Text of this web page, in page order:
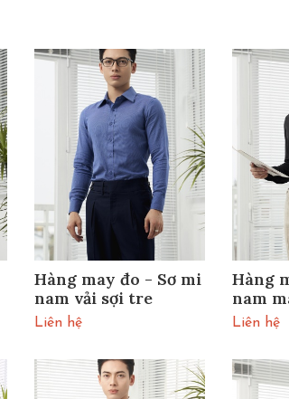
Hàng may đo - Sơ mi
nam vải sợi tre
Liên hệ
Hàng
nam
Liên hệ